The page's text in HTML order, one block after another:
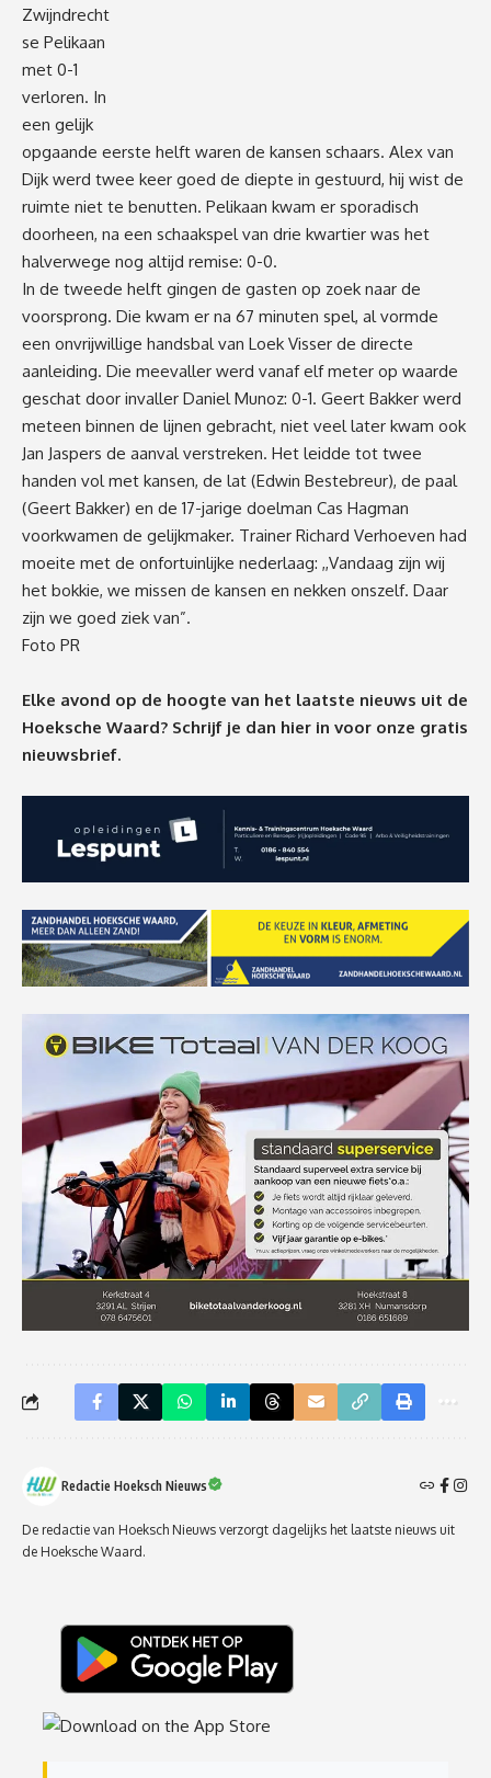
Zwijndrecht
se Pelikaan
met 0-1
verloren. In
een gelijk
opgaande eerste helft waren de kansen schaars. Alex van
Dijk werd twee keer goed de diepte in gestuurd, hij wist de
ruimte niet te benutten. Pelikaan kwam er sporadisch
doorheen, na een schaakspel van drie kwartier was het
halverwege nog altijd remise: 0-0.
In de tweede helft gingen de gasten op zoek naar de
voorsprong. Die kwam er na 67 minuten spel, al vormde
een onvrijwillige handsbal van Loek Visser de directe
aanleiding. Die meevaller werd vanaf elf meter op waarde
geschat door invaller Daniel Munoz: 0-1. Geert Bakker werd
meteen binnen de lijnen gebracht, niet veel later kwam ook
Jan Jaspers de aanval verstreken. Het leidde tot twee
handen vol met kansen, de lat (Edwin Bestebreur), de paal
(Geert Bakker) en de 17-jarige doelman Cas Hagman
voorkwamen de gelijkmaker. Trainer Richard Verhoeven had
moeite met de onfortuinlijke nederlaag: ,,Vandaag zijn wij
het bokkie, we missen de kansen en nekken onszelf. Daar
zijn we goed ziek van”.
Foto PR
Elke avond op de hoogte van het laatste nieuws uit de
Hoeksche Waard? Schrijf je dan hier in voor onze gratis
nieuwsbrief.
Redactie Hoeksch Nieuws
De redactie van Hoeksch Nieuws verzorgt dagelijks het laatste nieuws uit
de Hoeksche Waard.